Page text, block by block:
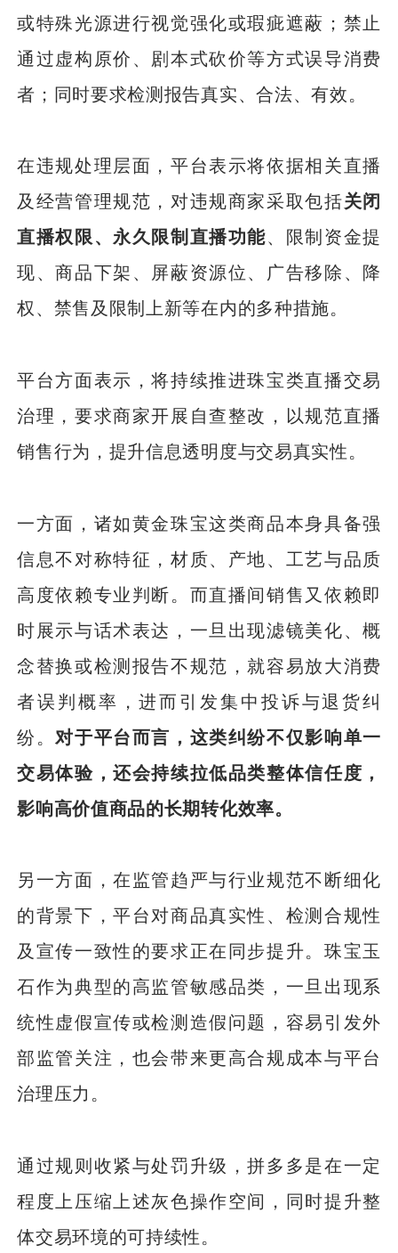
或特殊光源进行视觉强化或瑕疵遮蔽；禁止
通过虚构原价、剧本式砍价等方式误导消费
者；同时要求检测报告真实、合法、有效。
在违规处理层面，平台表示将依据相关直播
及经营管理规范，对违规商家采取包括关闭
直播权限、永久限制直播功能、限制资金提
现、商品下架、屏蔽资源位、广告移除、降
权、禁售及限制上新等在内的多种措施。
平台方面表示，将持续推进珠宝类直播交易
治理，要求商家开展自查整改，以规范直播
销售行为，提升信息透明度与交易真实性。
一方面，诸如黄金珠宝这类商品本身具备强
信息不对称特征，材质、产地、工艺与品质
高度依赖专业判断。而直播间销售又依赖即
时展示与话术表达，一旦出现滤镜美化、概
念替换或检测报告不规范，就容易放大消费
者误判概率，进而引发集中投诉与退货纠
纷。 对于平台而言，这类纠纷不仅影响单一
交易体验，还会持续拉低品类整体信任度，
影响高价值商品的长期转化效率。
另一方面，在监管趋严与行业规范不断细化
的背景下，平台对商品真实性、检测合规性
及宣传一致性的要求正在同步提升。珠宝玉
石作为典型的高监管敏感品类，一旦出现系
统性虚假宣传或检测造假问题，容易引发外
部监管关注，也会带来更高合规成本与平台
治理压力。
通过规则收紧与处罚升级，拼多多是在一定
程度上压缩上述灰色操作空间，同时提升整
体交易环境的可持续性。